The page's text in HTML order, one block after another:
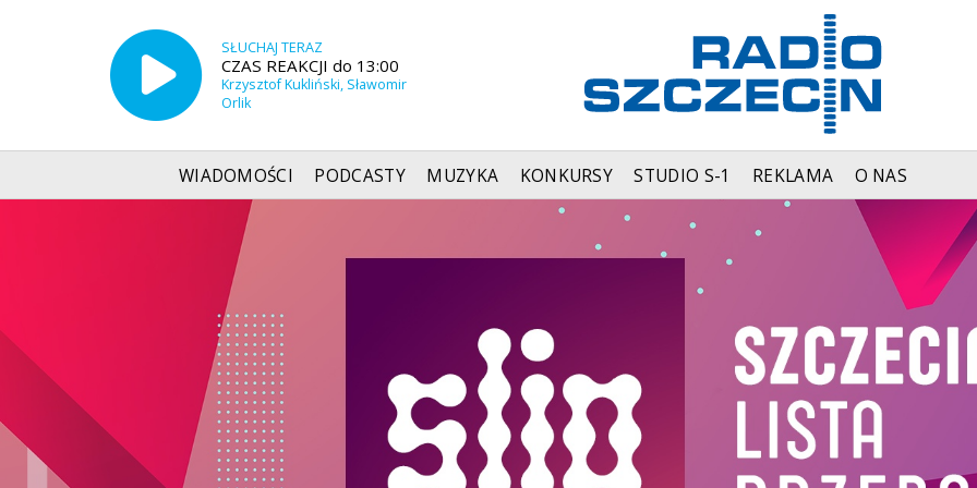
SŁUCHAJ TERAZ
CZAS REAKCJI do 13:00
Krzysztof Kukliński, Sławomir
Orlik
WIADOMOŚCI PODCASTY MUZYKA KONKURSY STUDIO S-1 REKLAMA O NAS